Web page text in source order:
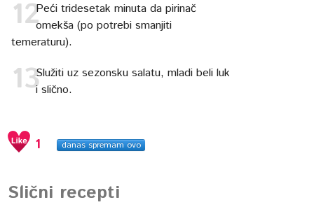
Peći tridesetak minuta da pirinač
omekša (po potrebi smanjiti
temeraturu).
Služiti uz sezonsku salatu, mladi beli luk
i slično.
1 danas spremam ovo
Slični recepti